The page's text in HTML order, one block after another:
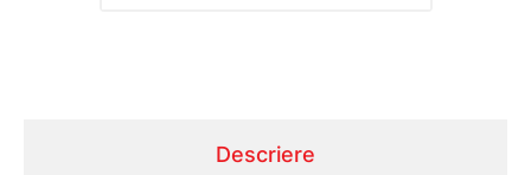
Descriere